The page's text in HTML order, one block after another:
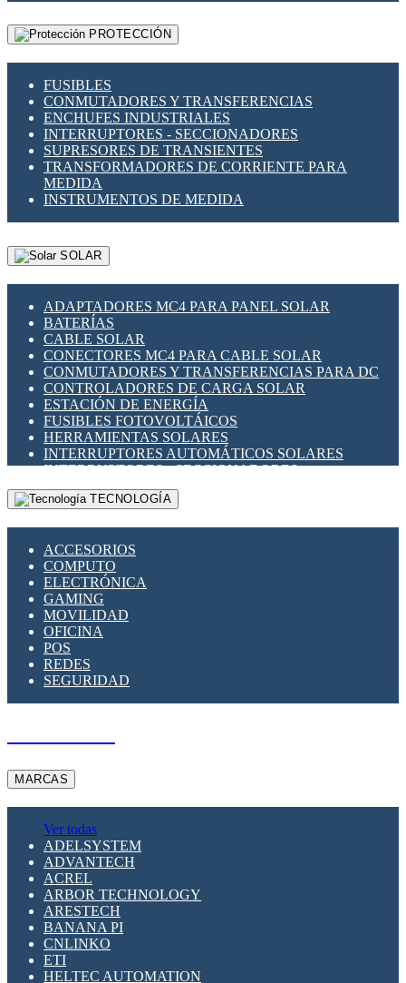
PROTECCIÓN
FUSIBLES
CONMUTADORES Y TRANSFERENCIAS
ENCHUFES INDUSTRIALES
INTERRUPTORES - SECCIONADORES
SUPRESORES DE TRANSIENTES
TRANSFORMADORES DE CORRIENTE PARA
MEDIDA
INSTRUMENTOS DE MEDIDA
SOLAR
ADAPTADORES MC4 PARA PANEL SOLAR
BATERÍAS
CABLE SOLAR
CONECTORES MC4 PARA CABLE SOLAR
CONMUTADORES Y TRANSFERENCIAS PARA DC
CONTROLADORES DE CARGA SOLAR
ESTACIÓN DE ENERGÍA
FUSIBLES FOTOVOLTÁICOS
HERRAMIENTAS SOLARES
INTERRUPTORES AUTOMÁTICOS SOLARES
INTERRUPTORES - SECCIONADORES
FOTOVOLTÁICOS
MONTAJE PANEL SOLAR
SUPRESOR DE TRANSIENTES SPDS PARA
APLICACIONES FOTOVOLTAICAS
TECNOLOGÍA
ACCESORIOS
COMPUTO
ELECTRÓNICA
GAMING
MOVILIDAD
OFICINA
POS
REDES
SEGURIDAD
MARCAS
Ver todas
ADELSYSTEM
ADVANTECH
ACREL
ARBOR TECHNOLOGY
ARESTECH
BANANA PI
CNLINKO
ETI
HELTEC AUTOMATION